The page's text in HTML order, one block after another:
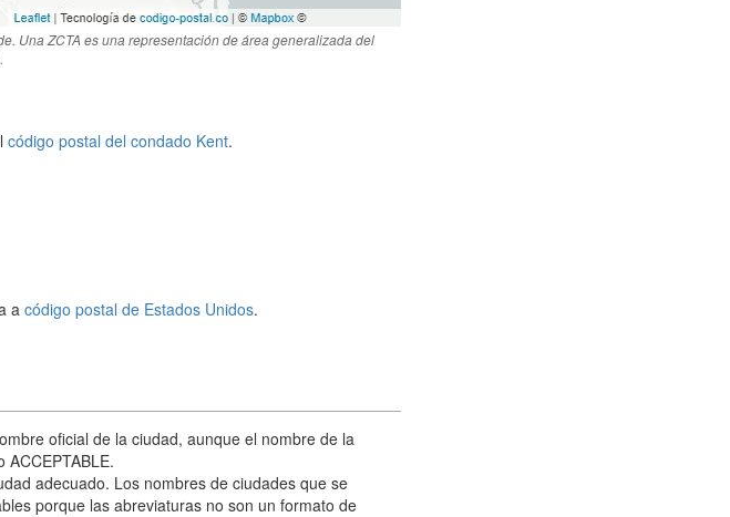
Una ZCTA es una representación de área generalizada del
código postal del condado Kent.
a código postal de Estados Unidos.
oficial de la ciudad, aunque el nombre de la
adecuado. Los nombres de ciudades que se
porque las abreviaturas no son un formato de